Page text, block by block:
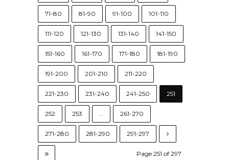
71-80 81-90 91-100 101-110
111-120 121-130 131-140 141-150
151-160 161-170 171-180 181-190
191-200 201-210 211-220
221-230 231-240 241-250 251
252 253 … 261-270
271-280 281-290 291-297
Page 251 of 297